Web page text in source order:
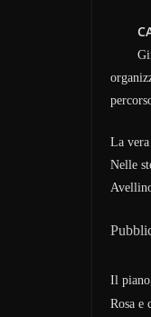
La
Nelle
Il
Rosa e